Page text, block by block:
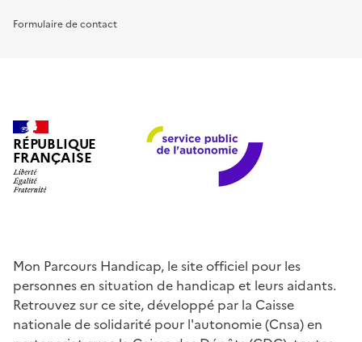
Formulaire de contact
RÉPUBLIQUE
FRANÇAISE
Mon Parcours Handicap, le site officiel pour les
personnes en situation de handicap et leurs aidants.
Retrouvez sur ce site, développé par la Caisse
nationale de solidarité pour l'autonomie (Cnsa) en